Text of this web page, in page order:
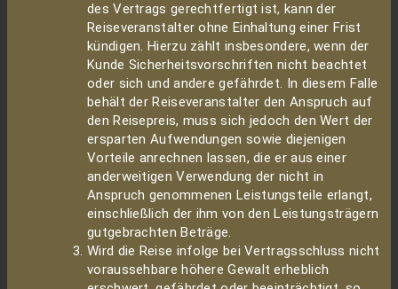
des Vertrags gerechtfertigt ist, kann der
Reiseveranstalter ohne Einhaltung einer Frist
kündigen. Hierzu zählt insbesondere, wenn der
Kunde Sicherheitsvorschriften nicht beachtet
oder sich und andere gefährdet. In diesem Falle
behält der Reiseveranstalter den Anspruch auf
den Reisepreis, muss sich jedoch den Wert der
ersparten Aufwendungen sowie diejenigen
Vorteile anrechnen lassen, die er aus einer
anderweitigen Verwendung der nicht in
Anspruch genommenen Leistungsteile erlangt,
einschließlich der ihm von den Leistungsträgern
gutgebrachten Beträge.
Wird die Reise infolge bei Vertragsschluss nicht
voraussehbare höhere Gewalt erheblich